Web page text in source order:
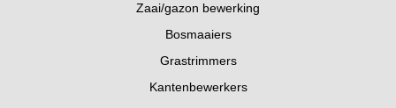
Zaai/gazon bewerking
Bosmaaiers
Grastrimmers
Kantenbewerkers